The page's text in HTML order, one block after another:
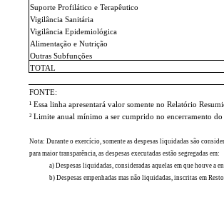
Suporte Profilático e Terapêutico
Vigilância Sanitária
Vigilância Epidemiológica
Alimentação e Nutrição
Outras Subfunções
TOTAL
FONTE:
¹ Essa linha apresentará valor somente no Relatório
² Limite anual mínimo a ser cumprido no encerramento do
Nota: Durante o exercício, somente as despesas liquidadas são
para maior transparência, as despesas executadas estão segregadas em:
a) Despesas liquidadas, consideradas aquelas em que houve a
b) Despesas empenhadas mas não liquidadas, inscritas em